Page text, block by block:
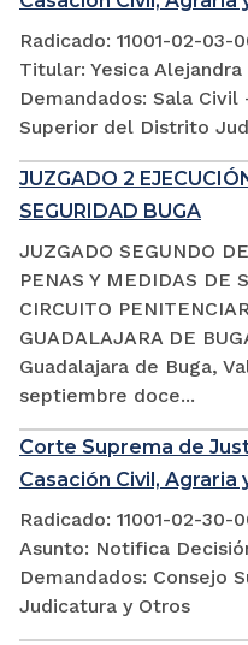
Radicado: 11001-02-
Titular: Yesica
Demandados: Sala
Superior del Distrito
JUZGADO 2
SEGURIDAD BUGA
JUZGADO SEGUNDO
PENAS Y MEDIDAS DE
CIRCUITO
GUADALAJARA DE
Guadalajara de Buga,
septiembre doce...
Corte Suprema de
Casación Civil, Agraria
Radicado: 11001-02-
Asunto: Notifica
Demandados: Consejo
Judicatura y Otros